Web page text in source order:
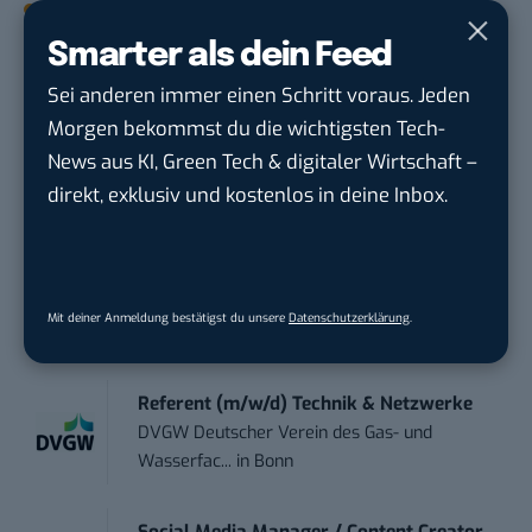
Smarter als dein Feed
Sei anderen immer einen Schritt voraus. Jeden
Morgen bekommst du die wichtigsten Tech-
News aus KI, Green Tech & digitaler Wirtschaft –
direkt, exklusiv und kostenlos in deine Inbox.
Mit deiner Anmeldung bestätigst du unsere Datenschutzerklärung.
Social Media Content Creator (m/w/d)
moveUP Media GmbH inDüsseldorf
Anforderungs- und Projektmanager
touristische...
Referent (m/w/d) Technik & Netzwerke
DVGW Deutscher Verein des Gas- und
Wasserfac... in Bonn